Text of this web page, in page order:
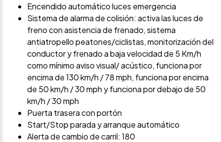
Encendido automático luces emergencia
Sistema de alarma de colisión: activa las luces de
freno con asistencia de frenado, sistema
antiatropello peatones/ciclistas, monitorización del
conductor y frenado a baja velocidad de 5 Km/h
como mínimo aviso visual/ acústico, funciona por
encima de 130 km/h / 78 mph, funciona por encima
de 50 km/h / 30 mph y funciona por debajo de 50
km/h / 30 mph
Puerta trasera con portón
Start/Stop parada y arranque automático
Alerta de cambio de carril: 180